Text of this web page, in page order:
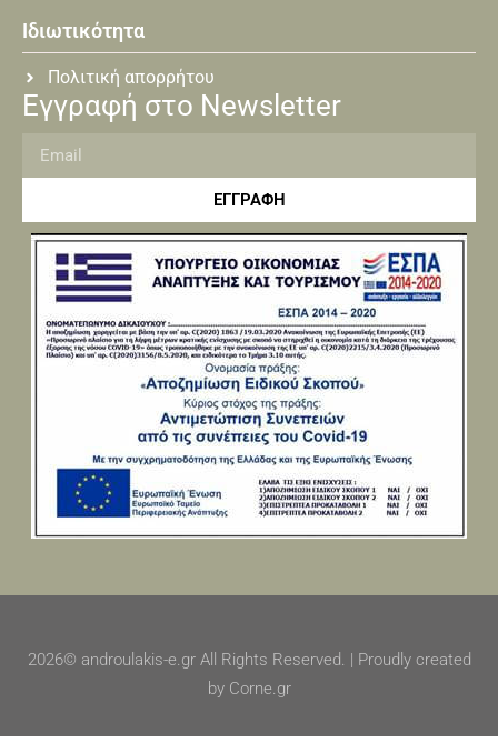
Ιδιωτικότητα
Πολιτική απορρήτου
Εγγραφή στο Newsletter
ΕΓΓΡΑΦΗ
2026© androulakis-e.gr All Rights Reserved. | Proudly created
by Corne.gr